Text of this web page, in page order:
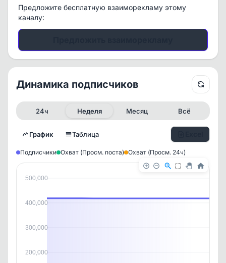
Предложите бесплатную взаиморекламу этому
каналу:
История канала
Динамика подписчиков
24ч Неделя Месяц Всё
График Таблица
Подписчики Охват (Просм. поста) Охват (Просм. 24ч)
500,000
400,000
300,000
200,000